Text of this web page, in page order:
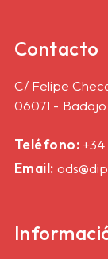
Contacto
C/ Felipe
06071 -
Teléfono:
Email: